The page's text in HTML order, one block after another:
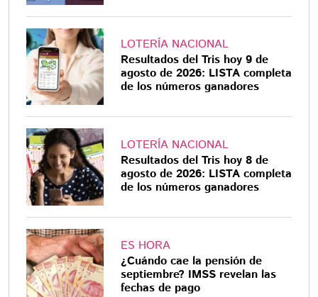
LOTERÍA NACIONAL
Resultados del Tris hoy 9 de
agosto de 2026: LISTA completa
de los números ganadores
LOTERÍA NACIONAL
Resultados del Tris hoy 8 de
agosto de 2026: LISTA completa
de los números ganadores
ES HORA
¿Cuándo cae la pensión de
septiembre? IMSS revelan las
fechas de pago